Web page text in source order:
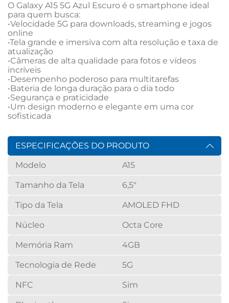
O Galaxy A15 5G Azul Escuro é o smartphone ideal
para quem busca:
•Velocidade 5G para downloads, streaming e jogos
online
•Tela grande e imersiva com alta resolução e taxa de
atualização
•Câmeras de alta qualidade para fotos e vídeos
incríveis
•Desempenho poderoso para multitarefas
•Bateria de longa duração para o dia todo
•Segurança e praticidade
•Um design moderno e elegante em uma cor
sofisticada
ESPECIFICAÇÕES DO PRODUTO
Modelo
A15
Tamanho da Tela 6,5"
Tipo da Tela AMOLED FHD
Núcleo Octa Core
Memória Ram 4GB
Tecnologia de Rede 5G
NFC Sim